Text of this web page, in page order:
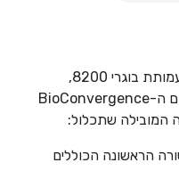
במימון רשות החדשנות הישראלית ועמותת בוגרי 8200,
8200Leap יתמקד במהפכה בתחום ה-BioConvergence
שתכלול:
הראשונה הכוללים